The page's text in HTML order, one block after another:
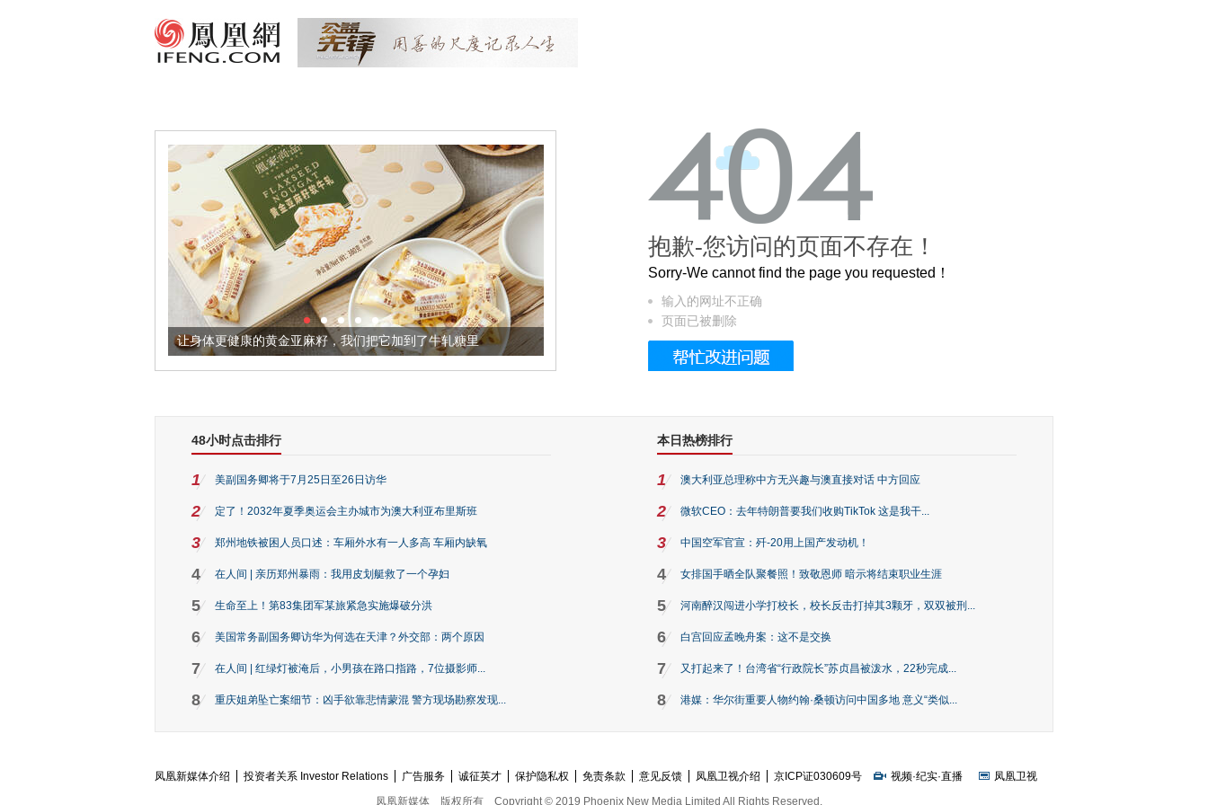
让身体更健康的黄金亚麻籽，我们把它加到了牛轧糖里 被列入佛家七宝的它到底有多美？
抱歉-您访问的页面不存在！
Sorry-We cannot find the page you requested！
输入的网址不正确
页面已被删除
48小时点击排行
1 美副国务卿将于7月25日至26日访华
2 定了！2032年夏季奥运会主办城市为澳大利亚布里斯班
3 郑州地铁被困人员口述：车厢外水有一人多高 车厢内缺氧
4 在人间 | 亲历郑州暴雨：我用皮划艇救了一个孕妇
5 生命至上！第83集团军某旅紧急实施爆破分洪
6 美国常务副国务卿访华为何选在天津？外交部：两个原因
7 在人间 | 红绿灯被淹后，小男孩在路口指路，7位摄影师...
8 重庆姐弟坠亡案细节：凶手欲靠悲情蒙混 警方现场勘察发现...
本日热榜排行
1 澳大利亚总理称中方无兴趣与澳直接对话 中方回应
2 微软CEO：去年特朗普要我们收购TikTok 这是我干...
3 中国空军官宣：歼-20用上国产发动机！
4 女排国手晒全队聚餐照！致敬恩师 暗示将结束职业生涯
5 河南醉汉闯进小学打校长，校长反击打掉其3颗牙，双双被刑...
6 白宫回应孟晚舟案：这不是交换
7 又打起来了！台湾省“行政院长”苏贞昌被泼水，22秒完成...
8 港媒：华尔街重要人物约翰·桑顿访问中国多地 意义“类似...
凤凰新媒体介绍 投资者关系 Investor Relations 广告服务 诚征英才 保护隐私权 免责条款 意见反馈 凤凰卫视介绍 京ICP证030609号 视频·纪实·直播
凤凰卫视
凤凰新媒体
版权所有 Copyright © 2019 Phoenix New Media Limited All Rights Reserved.